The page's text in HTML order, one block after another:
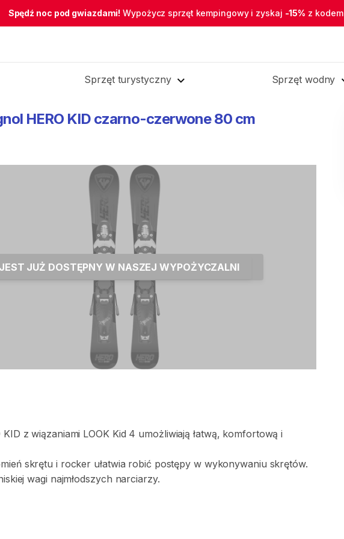
Spędź noc pod gwiazdami! Wypożycz sprzęt kempingowy i zyskaj -15% z kodem
Sprzęt turystyczny Sprzęt wodny
HERO KID czarno-czerwone 80 cm
JUŻ DOSTĘPNY W NASZEJ WYPOŻYCZALNI
KID z wiązaniami LOOK Kid 4 umożliwiają łatwą​,​ komfortową i
skrętu i rocker ułatwia robić postępy w wykonywaniu skrętów.
wagi najmłodszych narciarzy.